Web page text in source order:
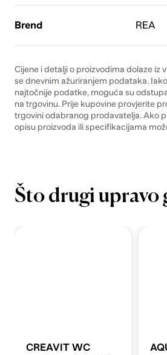
Brend REA
Cijene i detalji o proizvodima dolaze iz
se dnevnim ažuriranjem podataka.
najtočnije podatke, moguća su
na trgovinu. Prije kupovine provjerite
trgovini odabranog prodavatelja. Ako
opisu proizvoda ili specifikacijama
Što drugi upravo
CREAVIT WC